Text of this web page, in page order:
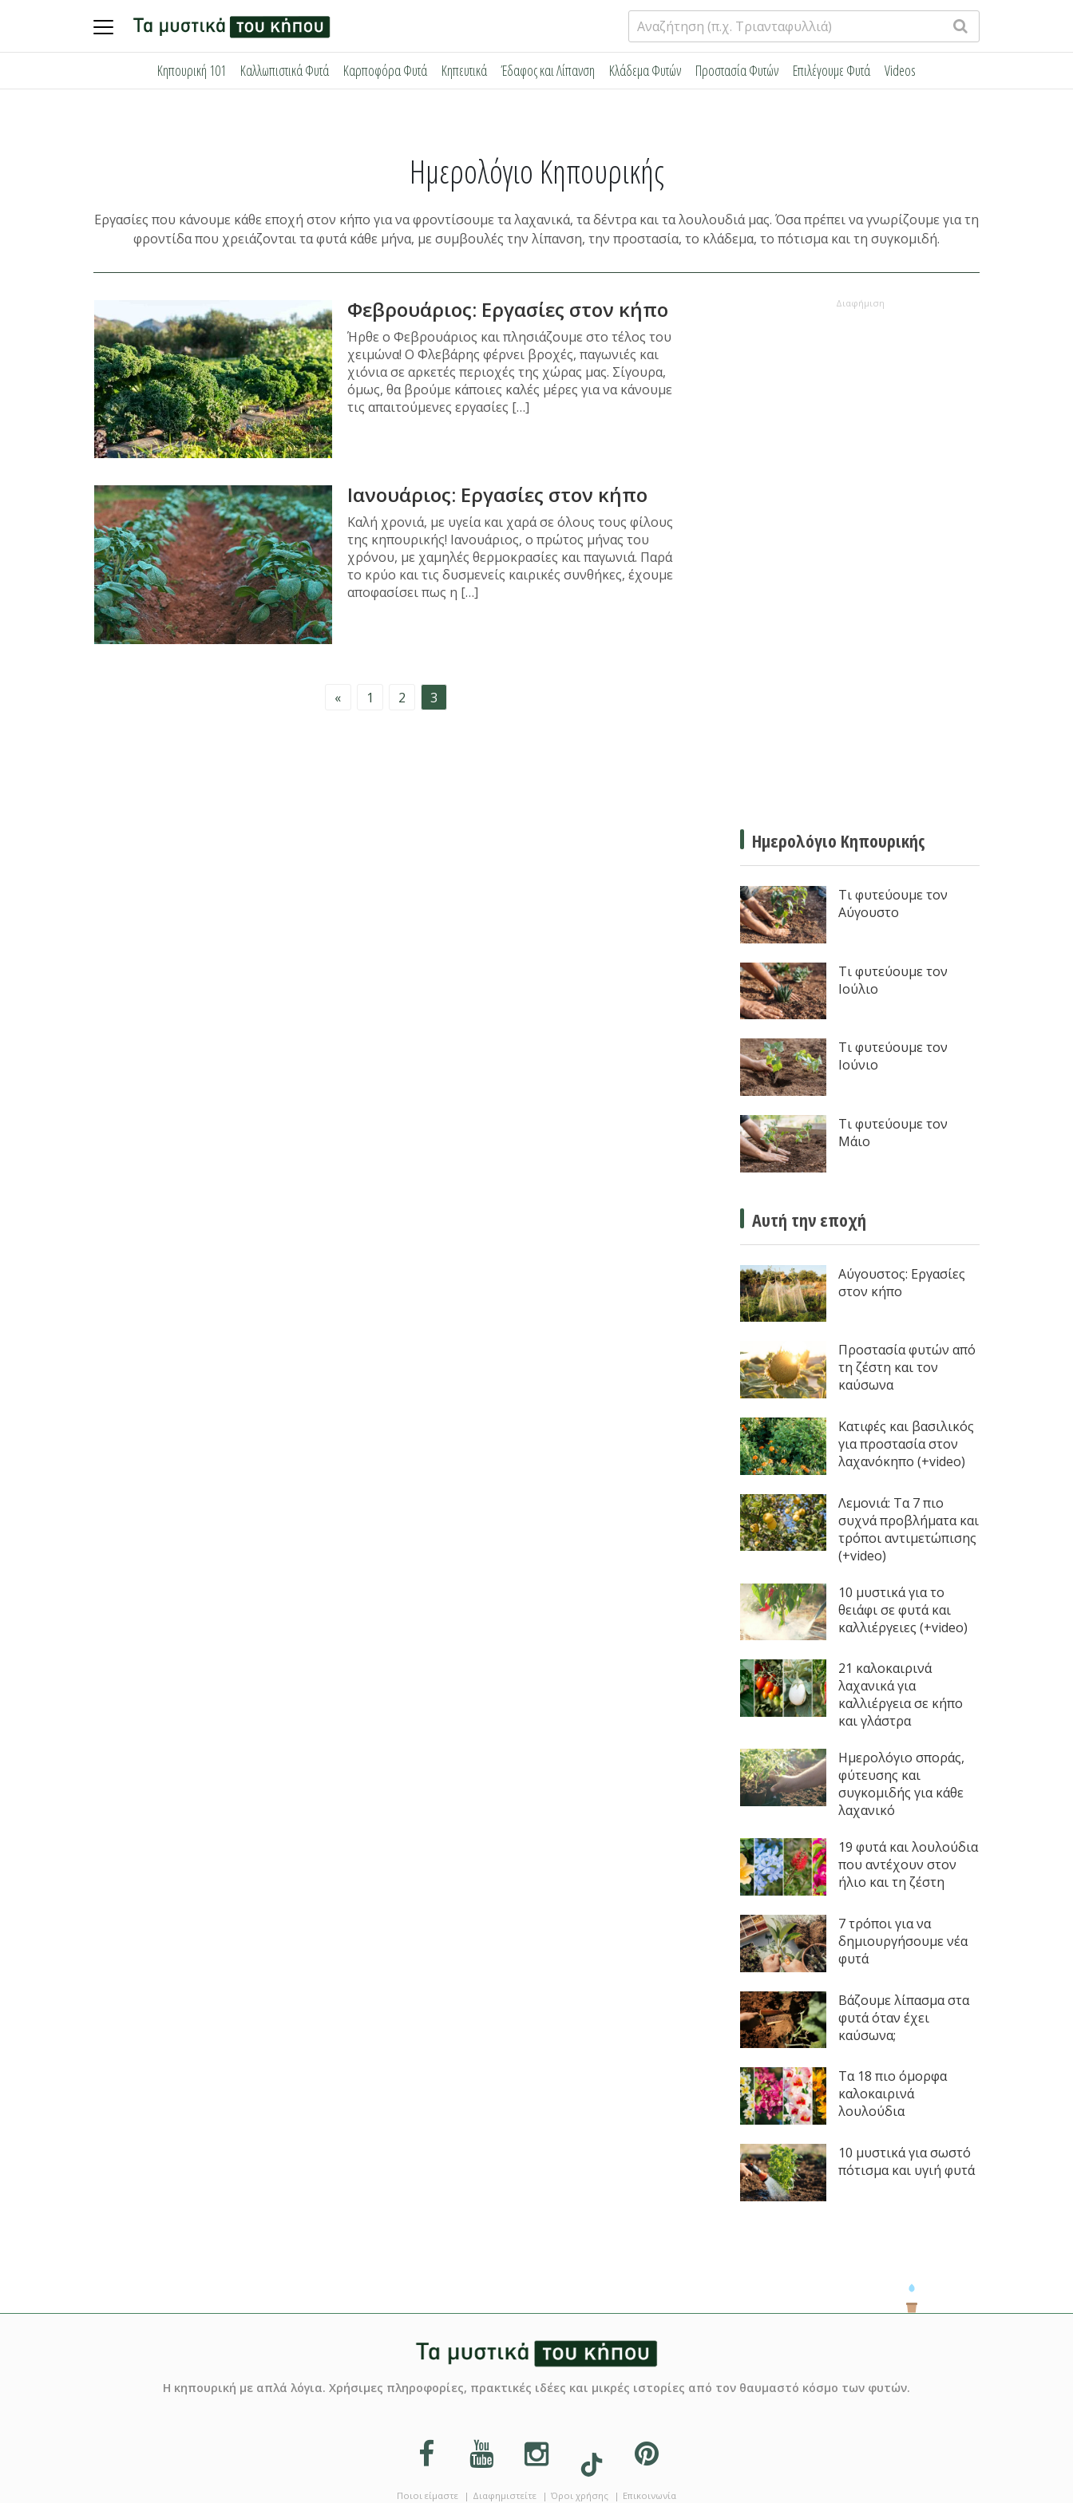
Αναζήτηση
για:
Κηπουρική 101 Καλλωπιστικά Φυτά Καρποφόρα Φυτά Κηπευτικά Έδαφος και Λίπανση Κλάδεμα Φυτών Προστασία Φυτών Επιλέγουμε Φυτά Videos
Ημερολόγιο Κηπουρικής
Εργασίες που κάνουμε κάθε εποχή στον κήπο για να φροντίσουμε τα λαχανικά, τα δέντρα και τα λουλουδιά μας. Όσα πρέπει να γνωρίζουμε για τη
φροντίδα που χρειάζονται τα φυτά κάθε μήνα, με συμβουλές την λίπανση, την προστασία, το κλάδεμα, το πότισμα και τη συγκομιδή.
Φεβρουάριος: Eργασίες στον κήπο
Ήρθε ο Φεβρουάριος και πλησιάζουμε στο τέλος του
χειμώνα! Ο Φλεβάρης φέρνει βροχές, παγωνιές και
χιόνια σε αρκετές περιοχές της χώρας μας. Σίγουρα,
όμως, θα βρούμε κάποιες καλές μέρες για να κάνουμε
τις απαιτούμενες εργασίες […]
Ιανουάριος: Εργασίες στον κήπο
Καλή χρονιά, με υγεία και χαρά σε όλους τους φίλους
της κηπουρικής! Ιανουάριος, o πρώτος μήνας του
χρόνου, με χαμηλές θερμοκρασίες και παγωνιά. Παρά
το κρύο και τις δυσμενείς καιρικές συνθήκες, έχουμε
αποφασίσει πως η […]
« 1 2 3
Διαφήμιση
Ημερολόγιο Κηπουρικής
Τι φυτεύουμε τον
Αύγουστο
Τι φυτεύουμε τον
Ιούλιο
Τι φυτεύουμε τον
Ιούνιο
Τι φυτεύουμε τον
Μάιο
Αυτή την εποχή
Αύγουστος: Εργασίες
στον κήπο
Προστασία φυτών από
τη ζέστη και τον
καύσωνα
Κατιφές και βασιλικός
για προστασία στον
λαχανόκηπο (+video)
Λεμονιά: Τα 7 πιο
συχνά προβλήματα και
τρόποι αντιμετώπισης
(+video)
10 μυστικά για το
θειάφι σε φυτά και
καλλιέργειες (+video)
21 καλοκαιρινά
λαχανικά για
καλλιέργεια σε κήπο
και γλάστρα
Ημερολόγιο σποράς,
φύτευσης και
συγκομιδής για κάθε
λαχανικό
19 φυτά και λουλούδια
που αντέχουν στον
ήλιο και τη ζέστη
7 τρόποι για να
δημιουργήσουμε νέα
φυτά
Βάζουμε λίπασμα στα
φυτά όταν έχει
καύσωνα;
Τα 18 πιο όμορφα
καλοκαιρινά
λουλούδια
10 μυστικά για σωστό
πότισμα και υγιή φυτά
Η κηπουρική με απλά λόγια. Χρήσιμες πληροφορίες, πρακτικές ιδέες και μικρές ιστορίες από τον θαυμαστό κόσμο των φυτών.
Ποιοι είμαστε Διαφημιστείτε Όροι χρήσης Επικοινωνία